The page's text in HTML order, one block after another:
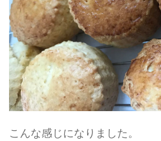
こんな感じになりました。